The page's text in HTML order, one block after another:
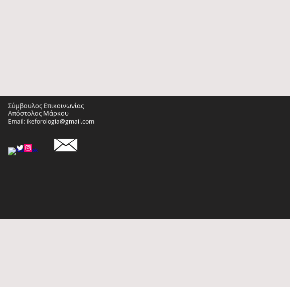
Σύμβουλος Επικοινωνίας
Απόστολος Μάρκου
Email: ikeforologia@gmail.com